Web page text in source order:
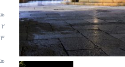
2 تخته : 950 ت
3 تخته : 940 ت